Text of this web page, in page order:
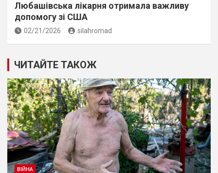
Любашівська лікарня отримала важливу
допомогу зі США
02/21/2026 silahromad
ЧИТАЙТЕ ТАКОЖ
ВІЙНА